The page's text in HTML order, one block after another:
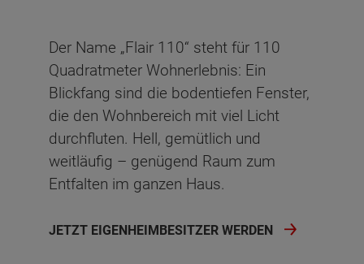
Der Name „Flair 110“ steht für 110
Quadratmeter Wohnerlebnis: Ein
Blickfang sind die bodentiefen Fenster,
die den Wohnbereich mit viel Licht
durchfluten. Hell, gemütlich und
weitläufig – genügend Raum zum
Entfalten im ganzen Haus.
JETZT EIGENHEIMBESITZER WERDEN